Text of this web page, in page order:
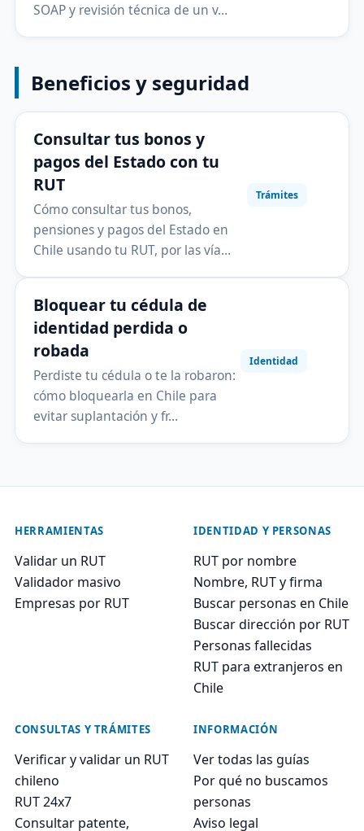
SOAP y revisión técnica de un v…
Beneficios y seguridad
Consultar tus bonos y
pagos del Estado con tu
RUT
Cómo consultar tus bonos,
pensiones y pagos del Estado en
Chile usando tu RUT, por las vía…
Trámites
Bloquear tu cédula de
identidad perdida o
robada
Perdiste tu cédula o te la robaron:
cómo bloquearla en Chile para
evitar suplantación y fr…
Identidad
HERRAMIENTAS
Validar un RUT
Validador masivo
Empresas por RUT
IDENTIDAD Y PERSONAS
RUT por nombre
Nombre, RUT y firma
Buscar personas en Chile
Buscar dirección por RUT
Personas fallecidas
RUT para extranjeros en
Chile
CONSULTAS Y TRÁMITES
Verificar y validar un RUT
chileno
RUT 24x7
Consultar patente,
INFORMACIÓN
Ver todas las guías
Por qué no buscamos
personas
Aviso legal